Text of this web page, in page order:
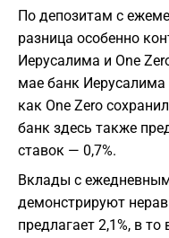
По депозитам с
разница особенно
Иерусалима и One
мае банк Иерусалима
как One Zero
банк здесь также
ставок — 0,7%.
Вклады с
демонстрируют
предлагает 2,1%, в